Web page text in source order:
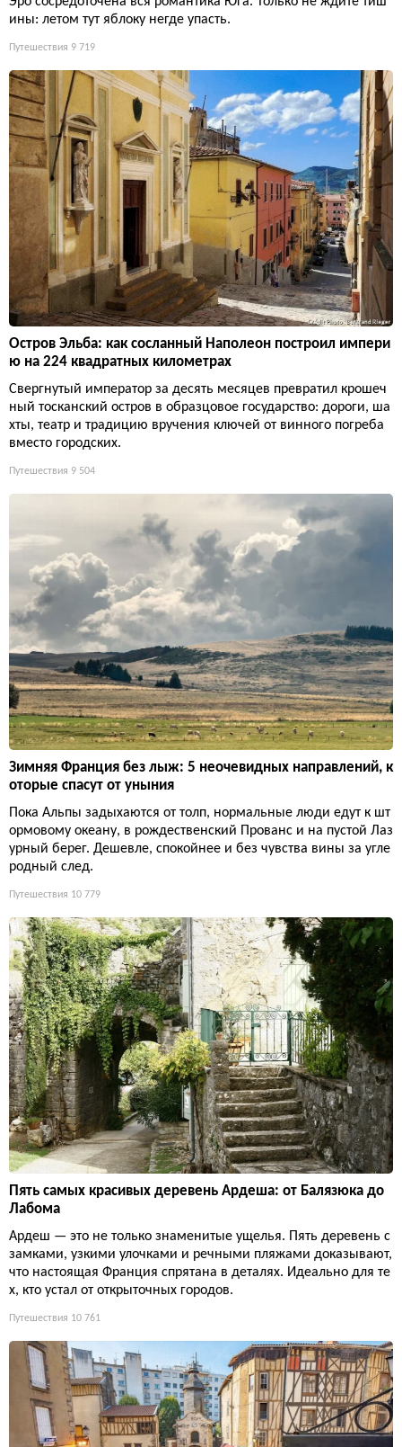
ины: летом тут яблоку негде упасть.
Путешествия 9 719
Остров Эльба: как сосланный Наполеон построил импери
ю на 224 квадратных километрах
Свергнутый император за десять месяцев превратил крошеч
ный тосканский остров в образцовое государство: дороги, ша
хты, театр и традицию вручения ключей от винного погреба
вместо городских.
Путешествия 9 504
Зимняя Франция без лыж: 5 неочевидных направлений, к
оторые спасут от уныния
Пока Альпы задыхаются от толп, нормальные люди едут к шт
ормовому океану, в рождественский Прованс и на пустой Лаз
урный берег. Дешевле, спокойнее и без чувства вины за угле
родный след.
Путешествия 10 779
Пять самых красивых деревень Ардеша: от Балязюка до
Лабома
Ардеш — это не только знаменитые ущелья. Пять деревень с
замками, узкими улочками и речными пляжами доказывают,
что настоящая Франция спрятана в деталях. Идеально для те
х, кто устал от открыточных городов.
Путешествия 10 761